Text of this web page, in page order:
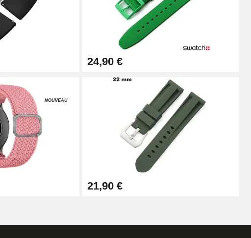
Ajouter au panier
Ajouter au panier
Ajouter au panier
Ajouter au panier
24,90 €
NOUVEAU
21,90 €